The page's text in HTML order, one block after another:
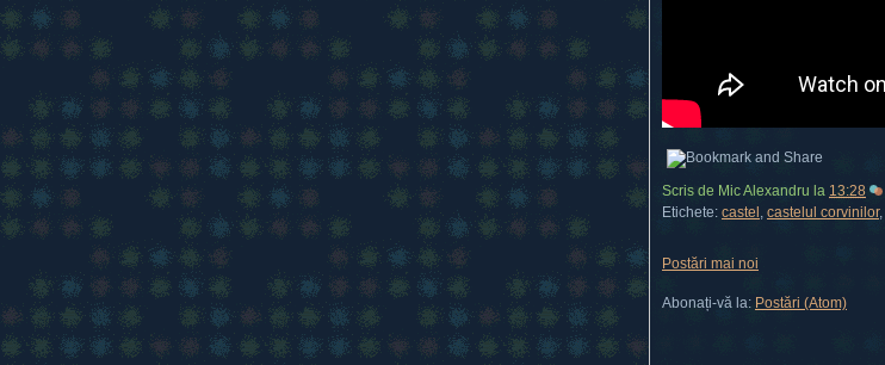
Scris de Mic Alexandru la 13:28
Etichete: castel castelul corvinilor,
Postări mai noi
Abonați-vă la: Postări (Atom)